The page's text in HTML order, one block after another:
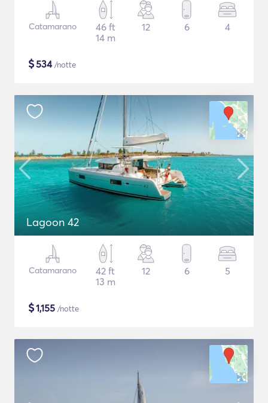
Catamarano
46 ft
14 m
12 6 4
$534/notte
Lagoon 42
Catamarano
42 ft
13 m
12 6 5
$1,155 /notte